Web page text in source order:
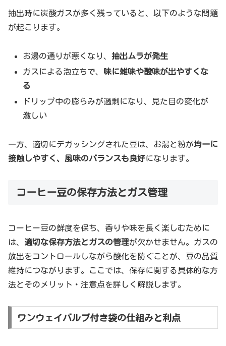
抽出時に炭酸ガスが多く残っていると、以下のような問題
が起こります。
お湯の通りが悪くなり、抽出ムラが発生
ガスによる泡立ちで、 味に雑味や酸味が出やすくな
る
ドリップ中の膨らみが過剰になり、見た目の変化が
激しい
一方、適切にデガッシングされた豆は、お湯と粉が均一に
接触しやすく、風味のバランスも良好になります。
コーヒー豆の保存方法とガス管理
コーヒー豆の鮮度を保ち、香りや味を長く楽しむために
は、 適切な保存方法とガスの管理が欠かせません。ガスの
放出をコントロールしながら酸化を防ぐことが、豆の品質
維持につながります。ここでは、保存に関する具体的な方
法とそのメリット・注意点を詳しく解説します。
ワンウェイバルブ付き袋の仕組みと利点